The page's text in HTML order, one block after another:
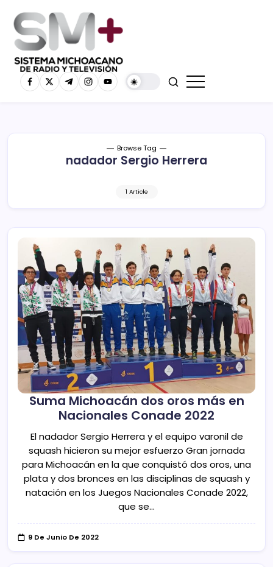
Browse Tag
nadador Sergio Herrera
1 Article
Suma Michoacán dos oros más en
Nacionales Conade 2022
El nadador Sergio Herrera y el equipo varonil de
squash hicieron su mejor esfuerzo Gran jornada
para Michoacán en la que conquistó dos oros, una
plata y dos bronces en las disciplinas de squash y
natación en los Juegos Nacionales Conade 2022,
que se…
9 De Junio De 2022